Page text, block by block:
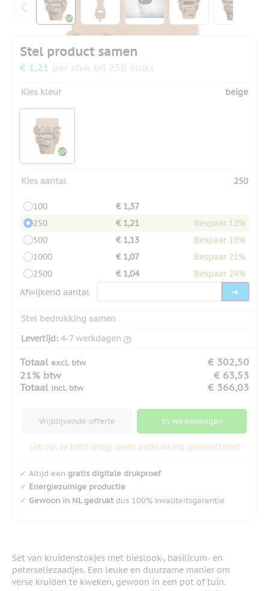
Stel product samen
€ 1,21 per stuk bij 250 stuks
Kies kleur beige
Kies aantal 250
100
€ 1,37
250
€ 1,21
Bespaar 12%
500
€ 1,13
Bespaar 18%
1000
€ 1,07
Bespaar 22%
2500
€ 1,04
Bespaar 24%
Afwijkend aantal
Stel bedrukking samen
Levertijd: 4-7 werkdagen
Totaal excl. btw
€ 302,50
21% btw
€ 63,53
Totaal incl. btw € 366,03
Vrijblijvende offerte In winkelwagen
Let op: Je hebt (nog) geen bedrukking geselecteerd
✔ Altijd een gratis digitale drukproef
✔ Energiezuinige productie
✔ Gewoon in NL gedruktdus 100% kwaliteitsgarantie
Set van kruidenstokjes met bieslook-, basilicum- en
peterseliezaadjes. Een leuke en duurzame manier om
verse kruiden te kweken, gewoon in een pot of tuin.